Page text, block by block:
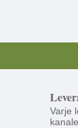
Varje